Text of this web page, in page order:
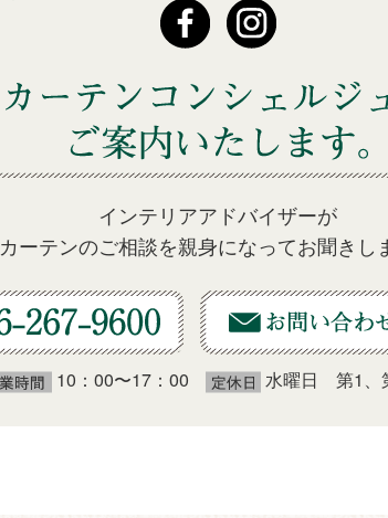
インテリアアドバイザーが
カーテンのご相談を親身になってお聞きし
10：00〜17：00 水曜日 第1、